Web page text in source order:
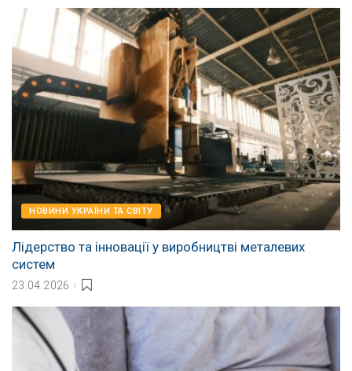
НОВИНИ УКРАЇНИ ТА СВІТУ
Лідерство та інновації у виробництві металевих
систем
23.04.2026